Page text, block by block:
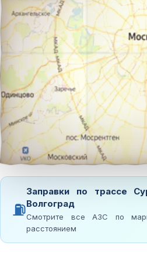
⛽
Заправки по трассе
Волгоград
Смотрите все АЗС по
расстоянием